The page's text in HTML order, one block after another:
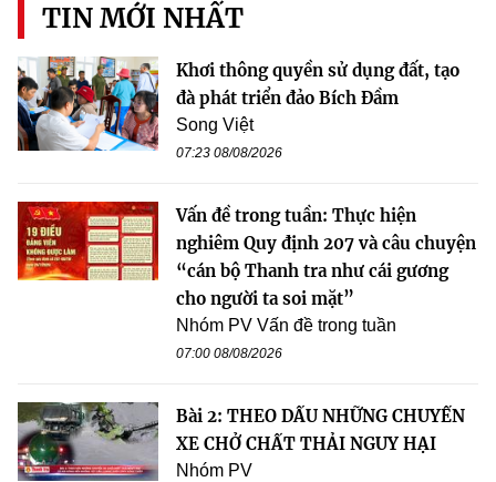
TIN MỚI NHẤT
Khơi thông quyền sử dụng đất, tạo
đà phát triển đảo Bích Đầm
Song Việt
07:23 08/08/2026
Vấn đề trong tuần: Thực hiện
nghiêm Quy định 207 và câu chuyện
“cán bộ Thanh tra như cái gương
cho người ta soi mặt”
Nhóm PV Vấn đề trong tuần
07:00 08/08/2026
Bài 2: THEO DẤU NHỮNG CHUYẾN
XE CHỞ CHẤT THẢI NGUY HẠI
Nhóm PV